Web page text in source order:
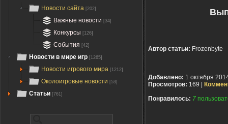
Новости сайта [202]
Важные новости [34]
Конкурсы [126]
События [42]
Новости в мире игр [1265]
Новости игрового мира [1212]
Околоигровые новости [53]
Статьи [761]
Автор статьи: Frozenbyte
Добавлено: 1 октября
Просмотров: 169 |
Понравилось: 7